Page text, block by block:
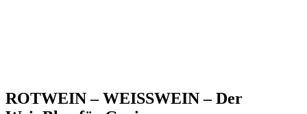
ROTWEIN – WEISSWEIN – Der